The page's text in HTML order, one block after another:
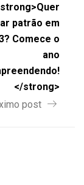
patrão em
Comece o
ano
</strong>
post